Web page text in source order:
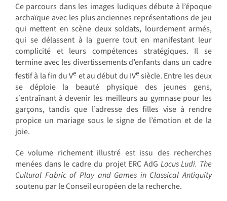
Ce parcours dans les images ludiques débute à l’époque
archaïque avec les plus anciennes représentations de jeu
qui mettent en scène deux soldats, lourdement armés,
qui se délassent à la guerre tout en manifestant leur
complicité et leurs compétences stratégiques. Il se
termine avec les divertissements d’enfants dans un cadre
festif à la fin du Ve et au début du IVe siècle. Entre les deux
se déploie la beauté physique des jeunes gens,
s’entraînant à devenir les meilleurs au gymnase pour les
garçons, tandis que l’adresse des filles vise à rendre
propice un mariage sous le signe de l’émotion et de la
joie.
Ce volume richement illustré est issu des recherches
menées dans le cadre du projet ERC AdG Locus Ludi. The
Cultural Fabric of Play and Games in Classical Antiquity
soutenu par le Conseil européen de la recherche.